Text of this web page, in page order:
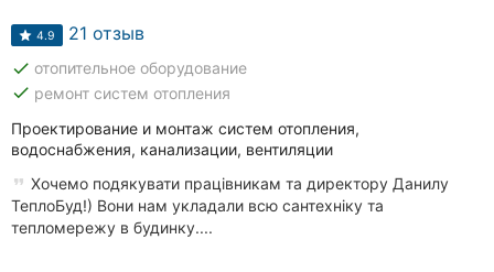
Автошколы
Рестораны
Все
рубрики
4.9 21 отзыв
done отопительное оборудование
done ремонт систем отопления
Проектирование и монтаж систем отопления,
водоснабжения, канализации, вентиляции
Хочемо подякувати працівникам та директору Данилу
ТеплоБуд!) Вони нам укладали всю сантехніку та
тепломережу в будинку....